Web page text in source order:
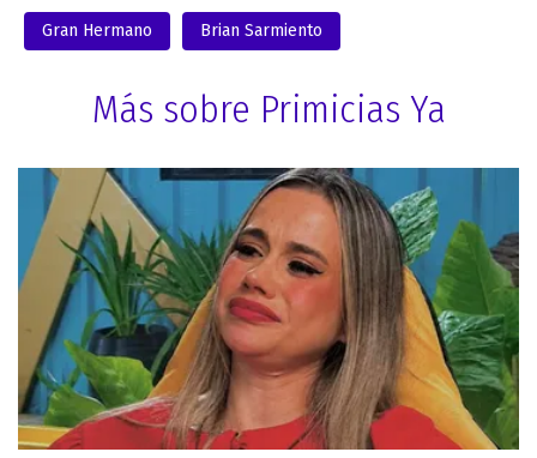
Gran Hermano Brian Sarmiento
Más sobre Primicias Ya